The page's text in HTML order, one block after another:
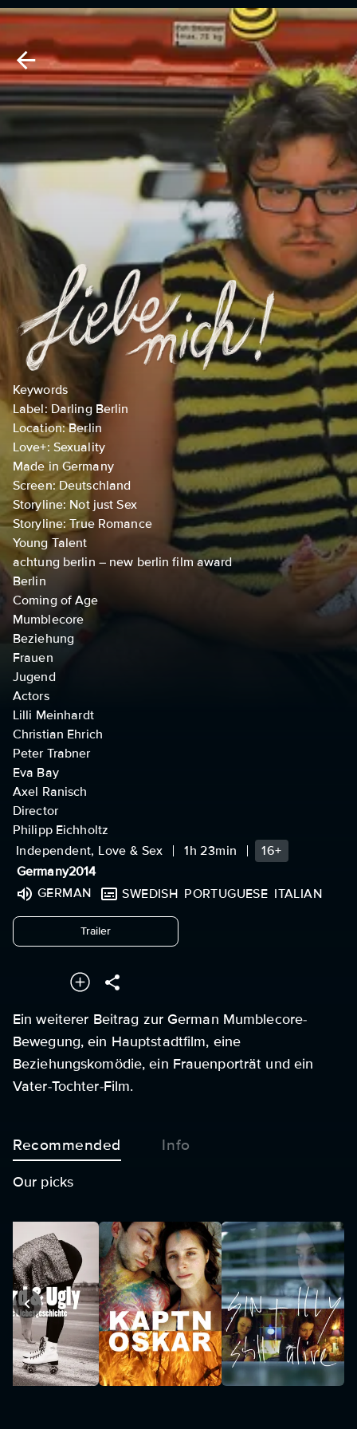
Keywords
Label: Darling Berlin
Location: Berlin
Love+: Sexuality
Made in Germany
Screen: Deutschland
Storyline: Not just Sex
Storyline: True Romance
Young Talent
achtung berlin – new berlin film award
Berlin
Coming of Age
Mumblecore
Beziehung
Frauen
Jugend
Actors
Lilli Meinhardt
Christian Ehrich
Peter Trabner
Eva Bay
Axel Ranisch
Director
Philipp Eichholtz
Independent, Love & Sex
1h 23min
16+
Germany2014
GERMAN
SWEDISH PORTUGUESE ITALIAN
Trailerundefined
Ein weiterer Beitrag zur German Mumblecore-
Bewegung, ein Hauptstadtfilm, eine
Beziehungskomödie, ein Frauenporträt und ein
Vater-Tochter-Film.
Recommended Info
Our picks